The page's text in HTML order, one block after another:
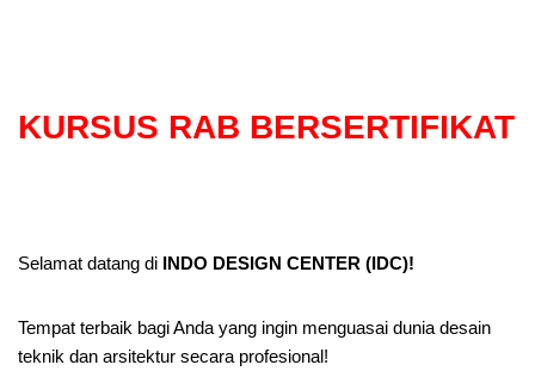
KURSUS RAB BERSERTIFIKAT
Selamat datang di INDO DESIGN CENTER (IDC)!
Tempat terbaik bagi Anda yang ingin menguasai dunia desain
teknik dan arsitektur secara profesional!